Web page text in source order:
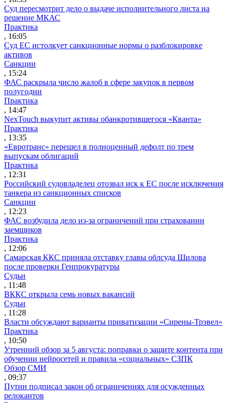
Суд пересмотрит дело о выдаче исполнительного листа на
решение МКАС
Практика
, 16:05
Суд ЕС истолкует санкционные нормы о разблокировке
активов
Санкции
, 15:24
ФАС раскрыла число жалоб в сфере закупок в первом
полугодии
Практика
, 14:47
NexTouch выкупит активы обанкротившегося «Кванта»
Практика
, 13:35
«Евротранс» перешел в полноценный дефолт по трем
выпускам облигаций
Практика
, 12:31
Российский судовладелец отозвал иск к ЕС после исключения
танкера из санкционных списков
Санкции
, 12:23
ФАС возбудила дело из-за ограничений при страховании
заемщиков
Практика
, 12:06
Самарская ККС приняла отставку главы облсуда Шилова
после проверки Генпрокуратуры
Судьи
, 11:48
ВККС открыла семь новых вакансий
Судьи
, 11:28
Власти обсуждают варианты приватизации «Сирены-Трэвел»
Практика
, 10:50
Утренний обзор за 5 августа: поправки о защите контента при
обучении нейросетей и правила «социальных» СЗПК
Обзор СМИ
, 09:37
Путин подписал закон об ограничениях для осужденных
релокантов